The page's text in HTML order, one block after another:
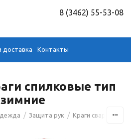
8 (3462) 55-53-08
доставка Контакты
спилковые тип
/ Защита рук / Краги сварочные